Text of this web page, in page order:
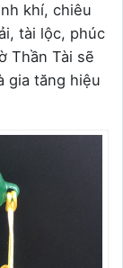
khí, chiêu
tài lộc, phúc
Thần Tài sẽ
gia tăng hiệu